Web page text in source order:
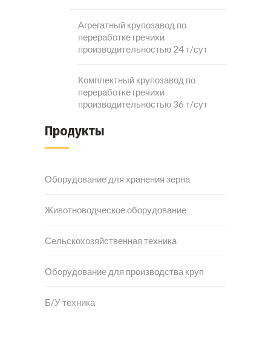
Агрегатный крупозавод по
переработке гречихи
производительностью 24 т/сут
Комплектный крупозавод по
переработке гречихи
производительностью 36 т/сут
Продукты
Оборудование для хранения зерна
Животноводческое оборудование
Сельскохозяйственная техника
Оборудование для производства круп
Б/У техника